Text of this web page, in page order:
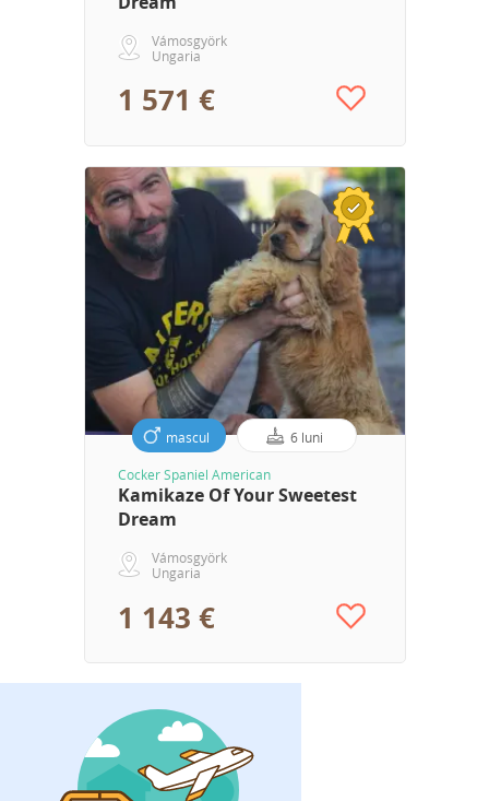
Vámosgyörk
Ungaria
1 571 €
mascul 6 luni
Cocker Spaniel American
Kamikaze Of Your Sweetest
Dream
Vámosgyörk
Ungaria
1 143 €